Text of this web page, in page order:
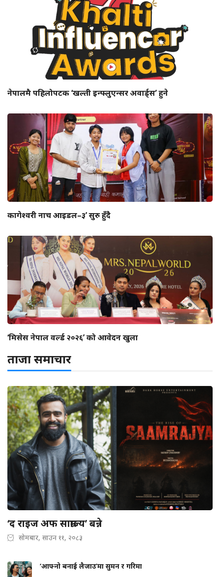
नेपालमै पहिलोपटक ‘खल्ती इन्फ्लुएन्सर अवार्ड्स’ हुने
कागेश्वरी नाच आइडल–३’ सुरु हुँदै
‘मिसेस नेपाल वर्ल्ड २०२६’ को आवेदन खुला
ताजा समाचार
‘द राइज अफ साम्राज्य’ बन्ने
सोमबार, साउन ११, २०८३
‘आफ्नो बनाई लैजाउ’मा सुमन र गरिमा